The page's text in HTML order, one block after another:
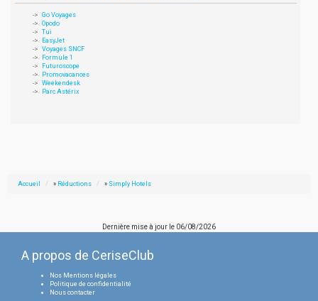
Go Voyages
Opodo
Tui
EasyJet
Voyages SNCF
Formule 1
Futuroscope
Promovacances
Weekendesk
Parc Astérix
Accueil » Réductions » Simply Hotels
Dernière mise à jour le 06/08/2026
A propos de CeriseClub
Nos Mentions légales
Politique de confidentialité
Nous contacter